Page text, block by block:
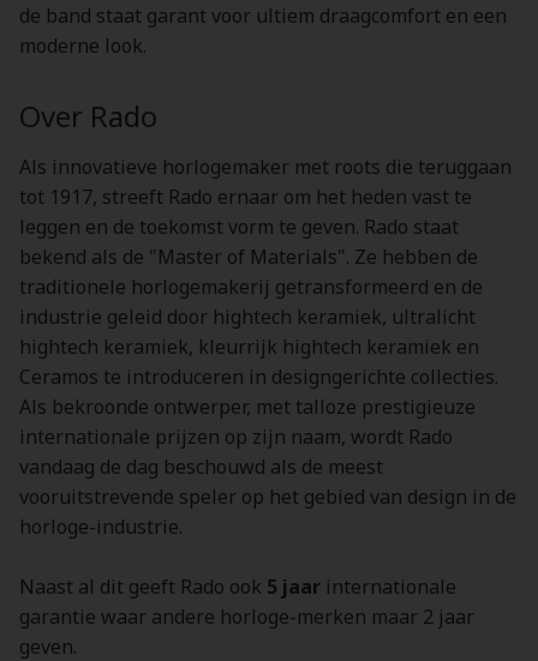
de band staat garant voor ultiem draagcomfort en een
moderne look.
Over Rado
Als innovatieve horlogemaker met roots die teruggaan
tot 1917, streeft Rado ernaar om het heden vast te
leggen en de toekomst vorm te geven. Rado staat
bekend als de "Master of Materials". Ze hebben de
traditionele horlogemakerij getransformeerd en de
industrie geleid door hightech keramiek, ultralicht
hightech keramiek, kleurrijk hightech keramiek en
Ceramos te introduceren in designgerichte collecties.
Als bekroonde ontwerper, met talloze prestigieuze
internationale prijzen op zijn naam, wordt Rado
vandaag de dag beschouwd als de meest
vooruitstrevende speler op het gebied van design in de
horloge-industrie.
Naast al dit geeft Rado ook 5 jaar internationale
garantie waar andere horloge-merken maar 2 jaar
geven.